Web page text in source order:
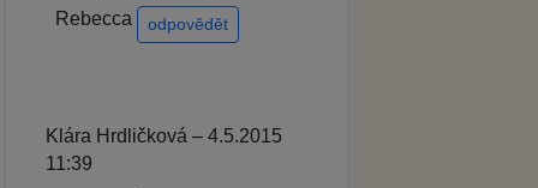
Rebecca
odpovědět
Klára Hrdličková – 4.5.2015
11:39